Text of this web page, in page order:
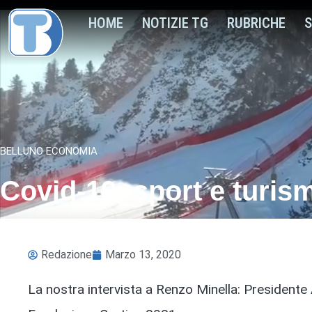
HOME NOTIZIE TG RUBRICHE
BELLUNO ECONOMIA
Covid-19: sport e
Redazione Marzo 13, 2020
La nostra intervista a Renzo Minella: